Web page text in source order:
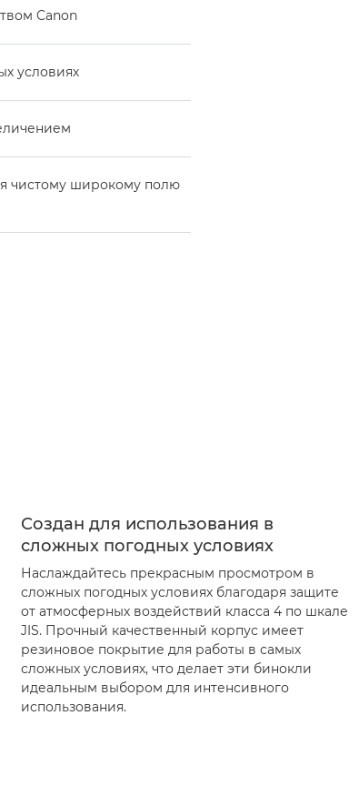
Canon
условиях
чистому широкому полю
Создан для использования в
сложных погодных условиях
Наслаждайтесь прекрасным просмотром в
сложных погодных условиях благодаря защите
от атмосферных воздействий класса 4 по шкале
JIS. Прочный качественный корпус имеет
резиновое покрытие для работы в самых
сложных условиях, что делает эти бинокли
идеальным выбором для интенсивного
использования.